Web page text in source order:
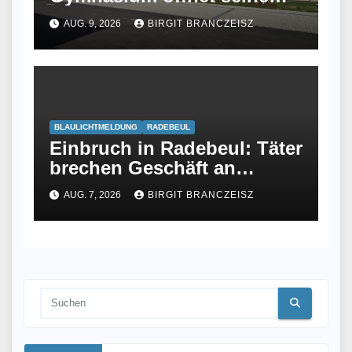
Sternwarte
AUG. 9, 2026 BIRGIT BRANCZEISZ
BLAULICHTMELDUNG RADEBEUL
Einbruch in Radebeul: Täter
brechen Geschäft an
Meißner Straße auf
AUG. 7, 2026 BIRGIT BRANCZEISZ